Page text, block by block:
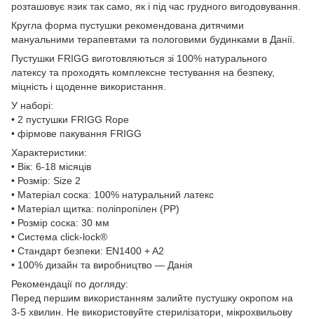
розташовує язик так само, як і під час грудного вигодовування.
Кругла форма пустушки рекомендована дитячими
мануальними терапевтами та пологовими будинками в Данії.
Пустушки FRIGG виготовляються зі 100% натурального
латексу та проходять комплексне тестування на безпеку,
міцність і щоденне використання.
У наборі:
• 2 пустушки FRIGG Rope
• фірмове пакування FRIGG
Характеристики:
• Вік: 6-18 місяців
• Розмір: Size 2
• Матеріал соска: 100% натуральний латекс
• Матеріал щитка: поліпропілен (PP)
• Розмір соска: 30 мм
• Система click-lock®
• Стандарт безпеки: EN1400 + A2
• 100% дизайн та виробництво — Данія
Рекомендації по догляду:
Перед першим використанням залийте пустушку окропом на
3-5 хвилин. Не використовуйте стерилізатори, мікрохвильову